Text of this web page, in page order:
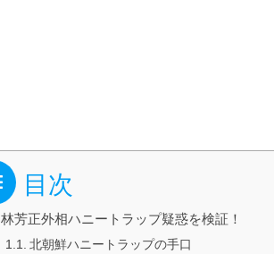
目次
林芳正外相ハニートラップ疑惑を検証！
北朝鮮ハニートラップの手口